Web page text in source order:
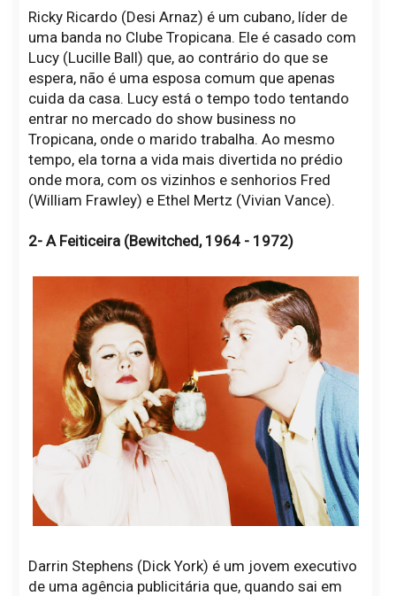
Ricky Ricardo (Desi Arnaz) é um cubano, líder de
uma banda no Clube Tropicana. Ele é casado com
Lucy (Lucille Ball) que, ao contrário do que se
espera, não é uma esposa comum que apenas
cuida da casa. Lucy está o tempo todo tentando
entrar no mercado do show business no
Tropicana, onde o marido trabalha. Ao mesmo
tempo, ela torna a vida mais divertida no prédio
onde mora, com os vizinhos e senhorios Fred
(William Frawley) e Ethel Mertz (Vivian Vance).
2- A Feiticeira (Bewitched, 1964 - 1972)
Darrin Stephens (Dick York) é um jovem executivo
de uma agência publicitária que, quando sai em